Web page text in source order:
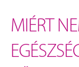
MIÉRT